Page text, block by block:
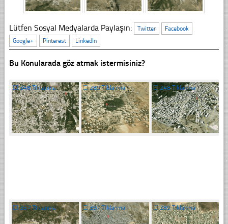
Lütfen Sosyal Medyalarda Paylaşın: Twitter
Facebook
Google+
Pinterest LinkedIn
Bu Konularada göz atmak istermisiniz?
☐348 Tıklanma ☐289 Tıklanma ☐248 Tıklanma
☐357 Tıklanma ☐397 Tıklanma ☐289 Tıklanma